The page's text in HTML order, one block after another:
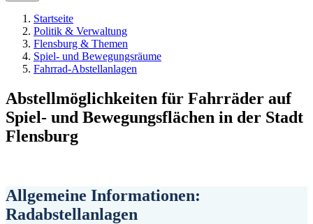
Startseite
Politik & Verwaltung
Flensburg & Themen
Spiel- und Bewegungsräume
Fahrrad-Abstellanlagen
Abstellmöglichkeiten für Fahrräder auf
Spiel- und Bewegungsflächen in der Stadt
Flensburg
Allgemeine Informationen:
Radabstellanlagen